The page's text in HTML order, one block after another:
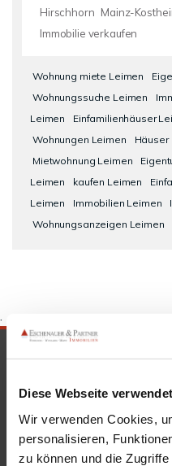
Diese Webseite
Wir verwenden Cookies,
personalisieren,
zu können und die
Hirschhorn Mainz-
Immobilie verkaufen
Wohnung miete Leimen
Wohnungssuche Leimen
Leimen
Einfamilienhäuser
Wohnungen Leimen
Häuser
Mietwohnung Leimen
Leimen
kaufen Leimen
Leimen
Immobilien Leimen
Wohnungsanzeigen Leimen
.